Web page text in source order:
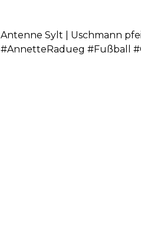
Antenne Sylt | Uschmann
#AnnetteRadueg #Fußball